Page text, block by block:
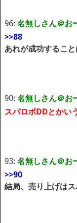
96: 名無しさん＠お
>>88
あれが成功するこ
90: 名無しさん＠お
スパロボDDとかい
93: 名無しさん＠お
>>90
結局、売り上げは